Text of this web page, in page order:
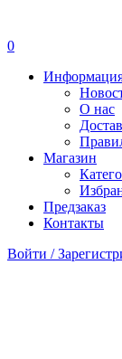
0
О нас
Магазин
Предзаказ
Контакты
Войти /